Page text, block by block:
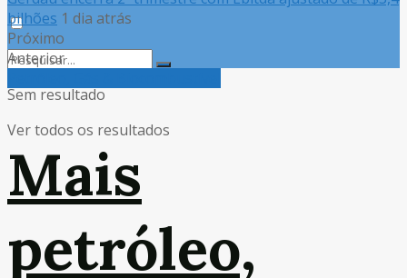
Sem resultado
Ver todos os resultados
bilhões 1 dia atrás
Próximo
Anterior
Mais
petróleo,